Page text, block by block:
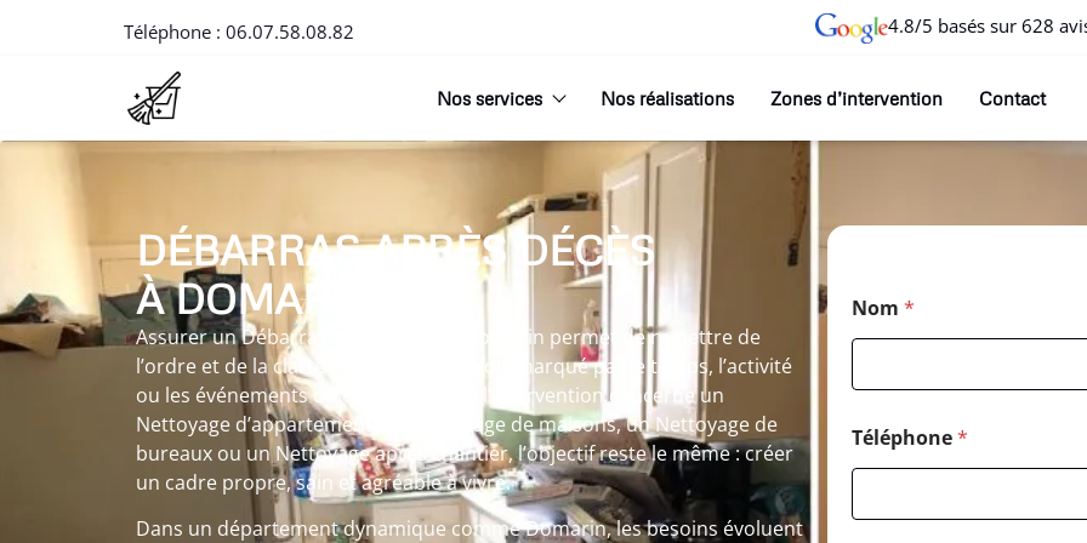
Téléphone : 06.07.58.08.82 4.8/5 basés sur 628
Nos services Nos réalisations Zones d’intervention Contact
DÉBARRAS APRÈS DÉCÈS
À DOMARIN
Assurer un Débarras après décès à Domarin permet de remettre de
l’ordre et de la clarté dans un lieu parfois marqué par le temps, l’activité
ou les événements du quotidien. Que l’intervention concerne un
Nettoyage d’appartement, un Nettoyage de maisons, un Nettoyage de
bureaux ou un Nettoyage après chantier, l’objectif reste le même : créer
un cadre propre, sain et agréable à vivre.
Dans un département dynamique comme Domarin, les besoins évoluent
Nom *
Téléphone*